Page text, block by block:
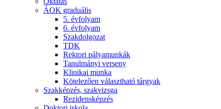
ÁOK graduális
5. évfolyam
6. évfolyam
Szakdolgozat
TDK
Rektori pályamunkák
Tanulmányi verseny
Klinikai munka
Kötelezően választható tárgyak
Szakképzés, szakvizsga
Rezidensképzés